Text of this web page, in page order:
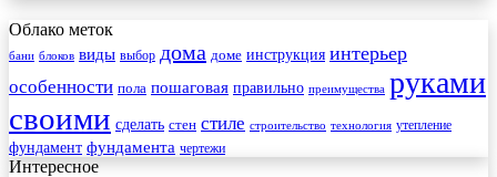
Облако меток
бани блоков виды выбор дома доме инструкция интерьер
особенности пола пошаговая правильно преимущества руками
своими сделать стен стиле строительство технология утепление
фундамент фундамента чертежи
Интересное